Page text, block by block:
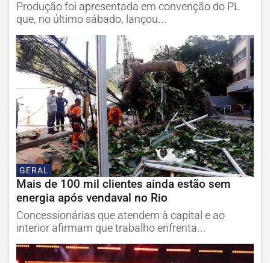
Produção foi apresentada em convenção do PL
que, no último sábado, lançou...
GERAL
Mais de 100 mil clientes ainda estão sem
energia após vendaval no Rio
Concessionárias que atendem à capital e ao
interior afirmam que trabalho enfrenta...